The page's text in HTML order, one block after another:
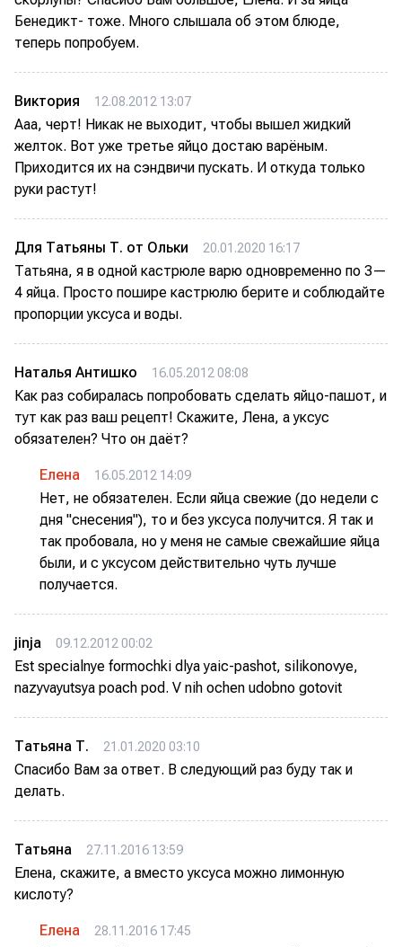
Бенедикт- тоже. Много слышала об этом блюде,
теперь попробуем.
Виктория 12.08.2012 13:07
Ааа, черт! Никак не выходит, чтобы вышел жидкий
желток. Вот уже третье яйцо достаю варёным.
Приходится их на сэндвичи пускать. И откуда только
руки растут!
Для Татьяны Т. от Ольки 20.01.2020 16:17
Татьяна, я в одной кастрюле варю одновременно по 3—
4 яйца. Просто пошире кастрюлю берите и соблюдайте
пропорции уксуса и воды.
Наталья Антишко 16.05.2012 08:08
Как раз собиралась попробовать сделать яйцо-пашот, и
тут как раз ваш рецепт! Скажите, Лена, а уксус
обязателен? Что он даёт?
Елена 16.05.2012 14:09
Нет, не обязателен. Если яйца свежие (до недели с
дня "снесения"), то и без уксуса получится. Я так и
так пробовала, но у меня не самые свежайшие яйца
были, и с уксусом действительно чуть лучше
получается.
jinja 09.12.2012 00:02
Est specialnye formochki dlya yaic-pashot, silikonovye,
nazyvayutsya poach pod. V nih ochen udobno gotovit
Татьяна Т. 21.01.2020 03:10
Спасибо Вам за ответ. В следующий раз буду так и
делать.
Татьяна 27.11.2016 13:59
Елена, скажите, а вместо уксуса можно лимонную
кислоту?
Елена 28.11.2016 17:45